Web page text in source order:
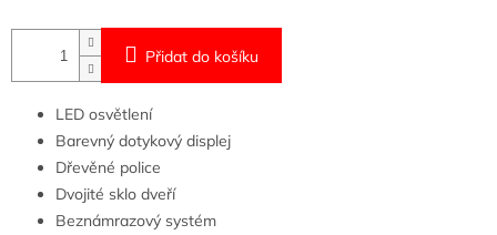
Přidat do košíku
LED osvětlení
Barevný dotykový displej
Dřevěné police
Dvojité sklo dveří
Beznámrazový systém